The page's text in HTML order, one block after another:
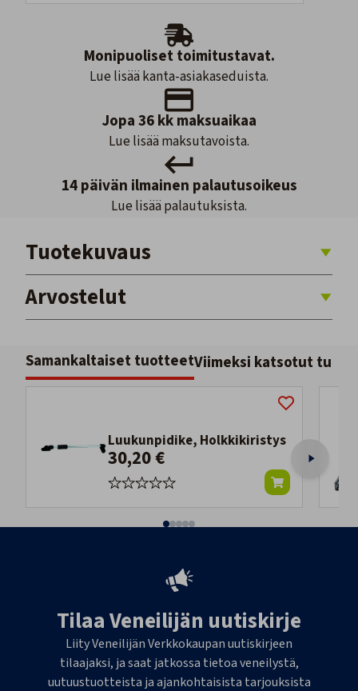
Monipuoliset toimitustavat.
Lue lisää kanta-asiakaseduista.
Jopa 36 kk maksuaikaa
Lue lisää maksutavoista.
14 päivän ilmainen palautusoikeus
Lue lisää palautuksista.
Tuotekuvaus
Arvostelut
Samankaltaiset tuotteetViimeksi katsotut
Luukunpidike, Holkkikiristys
30,20 €
Tilaa Veneilijän uutiskirje
Liity Veneilijän Verkkokaupan uutiskirjeen
tilaajaksi, ja saat jatkossa tietoa veneilystä,
uutuustuotteista ja ajankohtaisista tarjouksista